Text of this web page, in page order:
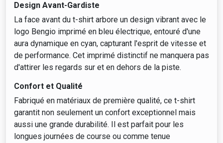
Design Avant-Gardiste
La face avant du t-shirt arbore un design vibrant avec le
logo Bengio imprimé en bleu électrique, entouré d'une
aura dynamique en cyan, capturant l'esprit de vitesse et
de performance. Cet imprimé distinctif ne manquera pas
d'attirer les regards sur et en dehors de la piste.
Confort et Qualité
Fabriqué en matériaux de première qualité, ce t-shirt
garantit non seulement un confort exceptionnel mais
aussi une grande durabilité. Il est parfait pour les
longues journées de course ou comme tenue